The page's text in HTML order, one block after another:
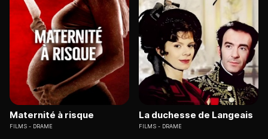
Maternité à risque
FILMS DRAME
La duchesse de Langeais
FILMS DRAME